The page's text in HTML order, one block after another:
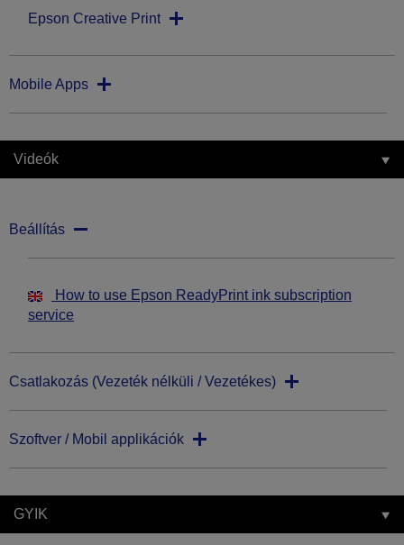
Epson Creative Print
Mobile Apps
Videók
Beállítás
How to use Epson ReadyPrint ink subscription
service
Csatlakozás (Vezeték nélküli / Vezetékes)
Szoftver / Mobil applikációk
GYIK